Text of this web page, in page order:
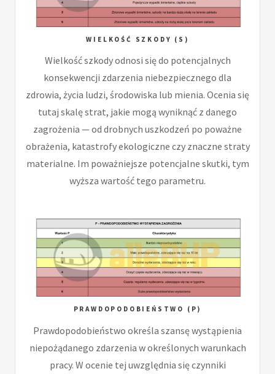
WIELKOŚĆ SZKODY (S)
Wielkość szkody odnosi się do potencjalnych
konsekwencji zdarzenia niebezpiecznego dla
zdrowia, życia ludzi, środowiska lub mienia. Ocenia się
tutaj skalę strat, jakie mogą wyniknąć z danego
zagrożenia — od drobnych uszkodzeń po poważne
obrażenia, katastrofy ekologiczne czy znaczne straty
materialne. Im poważniejsze potencjalne skutki, tym
wyższa wartość tego parametru.
PRAWDOPODOBIEŃSTWO (P)
Prawdopodobieństwo określa szansę wystąpienia
niepożądanego zdarzenia w określonych warunkach
pracy. W ocenie tej uwzględnia się czynniki